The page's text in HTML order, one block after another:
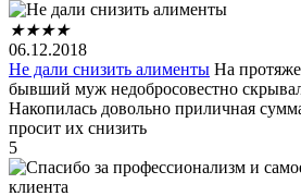
★★★★
06.12.2018
Не дали снизить алименты На
бывший муж недобросовестно
Накопилась довольно приличная
просит их снизить
5